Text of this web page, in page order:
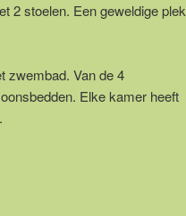
2 stoelen. Een geweldige plek
zwembad. Van de 4
Elke kamer heeft